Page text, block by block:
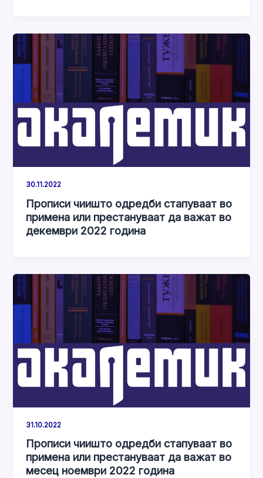
30.11.2022
Прописи чиишто одредби стапуваат во
примена или престануваат да важат во
декември 2022 година
31.10.2022
Прописи чиишто одредби стапуваат во
примена или престануваат да важат во
месец ноември 2022 година